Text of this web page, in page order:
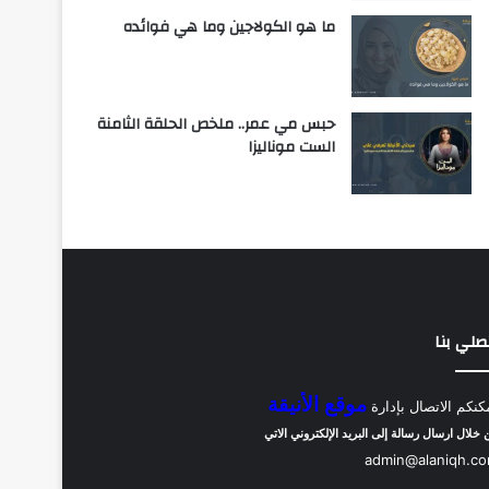
ما هو الكولاجين وما هي فوائده
حبس مي عمر.. ملخص الحلقة الثامنة
الست موناليزا
بنا
الاتصال بإدارة موقع الأنيقة
خلال ارسال رسالة إلى البريد الإلكتروني الاتي